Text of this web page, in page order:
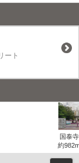
ート
国泰
約